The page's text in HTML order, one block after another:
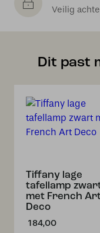
Veilig
Dit past
Tiffany lage
tafellamp
met French
Deco
184,00